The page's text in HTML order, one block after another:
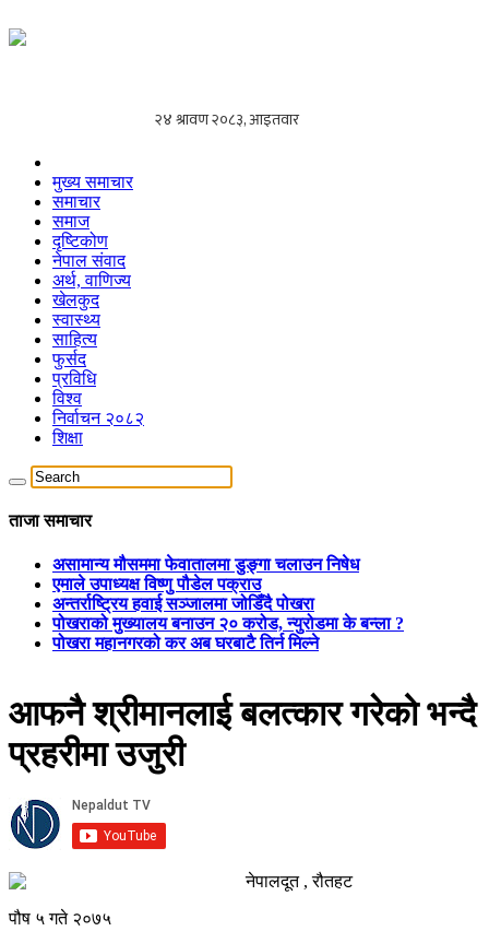
मुख्य समाचार
समाचार
समाज
दृष्टिकोण
नेपाल संवाद
अर्थ, वाणिज्य
खेलकुद
स्वास्थ्य
साहित्य
फुर्सद
प्रविधि
विश्व
निर्वाचन २०८२
शिक्षा
ताजा समाचार
असामान्य मौसममा फेवातालमा डुङ्गा चलाउन निषेध
एमाले उपाध्यक्ष विष्णु पौडेल पक्राउ
अन्तर्राष्ट्रिय हवाई सञ्जालमा जोडिँदै पोखरा
पोखराको मुख्यालय बनाउन २० करोड, न्युरोडमा के बन्ला ?
पोखरा महानगरको कर अब घरबाटै तिर्न मिल्ने
आफनै श्रीमानलाई बलत्कार गरेको भन्दै
प्रहरीमा उजुरी
नेपालदूत , रौतहट
पौष ५ गते २०७५